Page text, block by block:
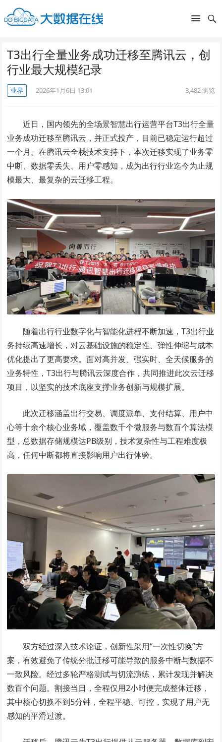
T3出行全量业务成功迁移至腾讯云，创
行业最大规模纪录
业界 2026年1月6日 13:01 3,482浏览
近日，国内领先的全场景智慧出行运营平台T3出行全量
业务成功迁移至腾讯云，并正式投产，目前已稳定运行超过
一个月。在腾讯云全栈技术支持下，本次迁移实现了业务零
中断、数据零丢失、用户零感知，成为出行行业迄今为止规
模最大、最复杂的云迁移工程。
随着出行行业数字化与智能化进程不断加速，T3出行业
务持续高速增长，对云基础设施的稳定性、弹性伸缩与成本
优化提出了更高要求。面对高并发、强实时、全天候服务的
业务特性，T3出行与腾讯云深度合作，共同推进此次云迁移
项目，以坚实的技术底座支撑业务创新与规模扩展。
此次迁移涵盖出行交易、调度派单、支付结算、用户中
心等十余个核心业务域，覆盖数千个微服务与数百个算法模
型，总数据存储规模达PB级别，技术复杂性与工程难度极
高，任何中断都将直接影响用户出行体验。
双方经过深入技术论证，创新性采用“一次性切换”方
案，有效避免了传统分批迁移可能导致的服务中断与数据不
一致风险。经过多轮严格测试与切流演练，累计发现并解决
数百个问题。割接当日，全程仅用2小时便完成整体迁移，
其中核心切换不到5分钟，全程平稳、可控，实现了用户无
感知的平滑过渡。